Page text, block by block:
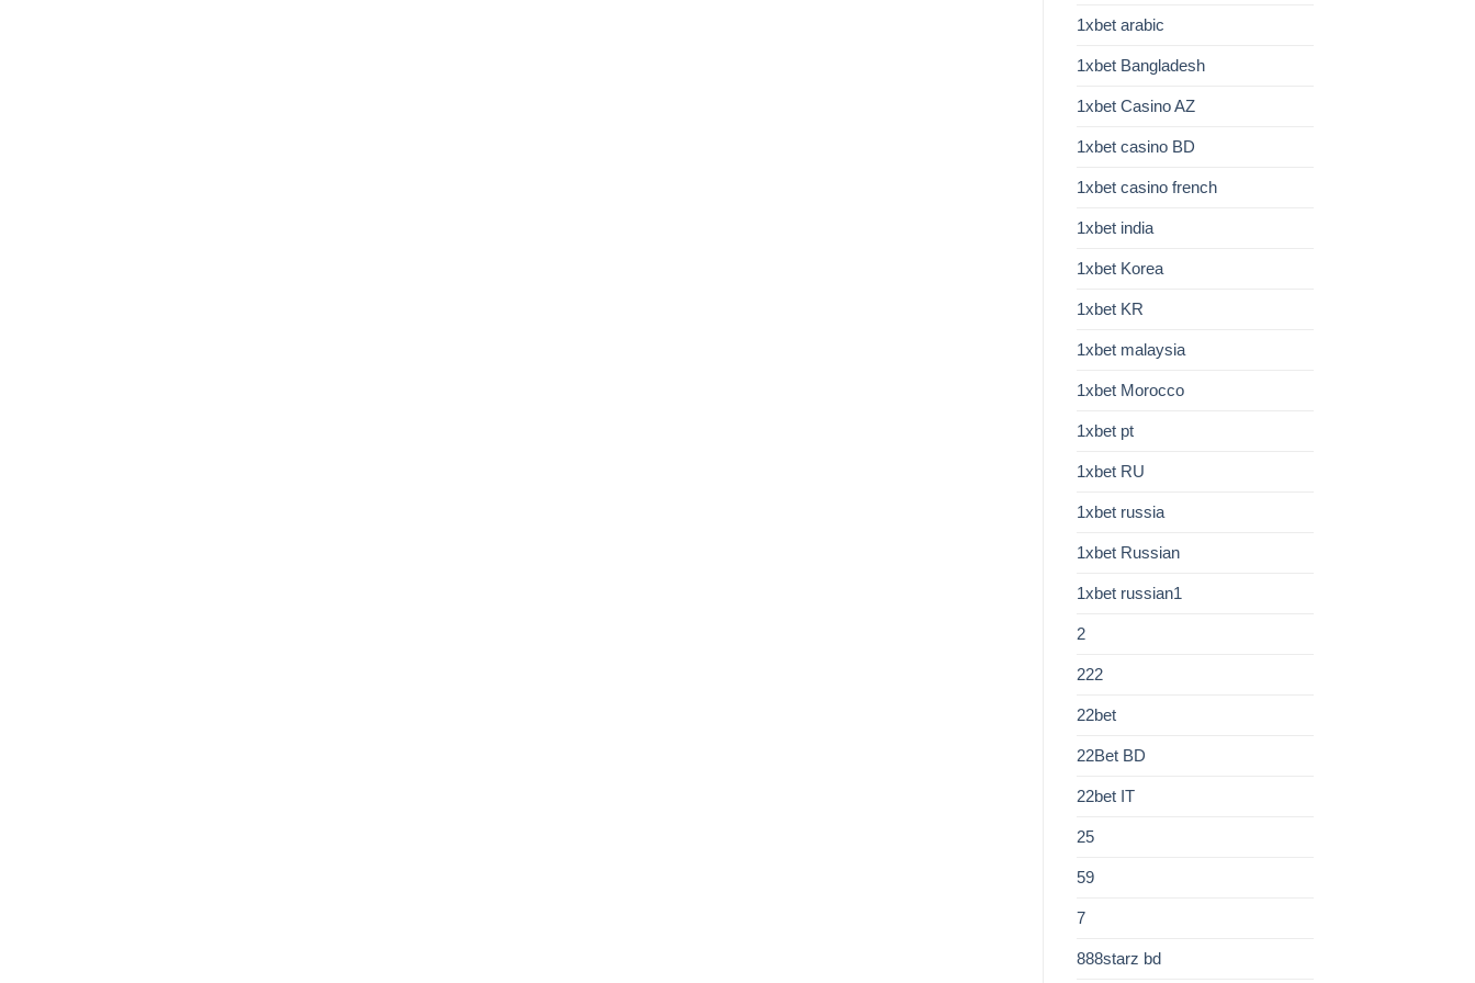
1xbet arabic
1xbet Bangladesh
1xbet Casino AZ
1xbet casino BD
1xbet casino french
1xbet india
1xbet Korea
1xbet KR
1xbet malaysia
1xbet Morocco
1xbet pt
1xbet RU
1xbet russia
1xbet Russian
1xbet russian1
2
222
22bet
22Bet BD
22bet IT
25
59
7
888starz bd